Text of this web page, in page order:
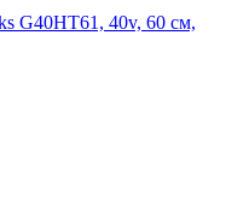
G40HT61, 40v, 60 см,